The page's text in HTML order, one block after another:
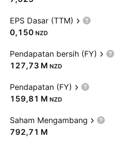
EPS Dasar (TTM)
0,150 NZD
Pendapatan bersih (FY)
‪127,73 M‬ NZD
Pendapatan (FY)
‪159,81 M‬ NZD
Saham Mengambang
‪792,71 M‬